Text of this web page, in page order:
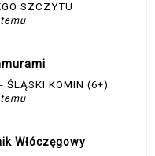
SZCZYTU
ŚLĄSKI KOMIN (6+)
Włóczęgowy